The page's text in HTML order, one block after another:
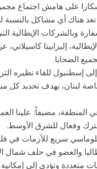
على هامش اجتماع
تعد هناك أي مشاكل بالنسبة
وبالشركات الإيطالية
إليزابيتا
الضحايا.
إسطنبول للقاء نظيره
لبنان، بهدف تحديد كل
المنطقة، مضيفاً: علينا
وفعال للشرق الأوسط.
سريع للأزمات في
والعضو في حلف
متعددة وتؤدي إلى